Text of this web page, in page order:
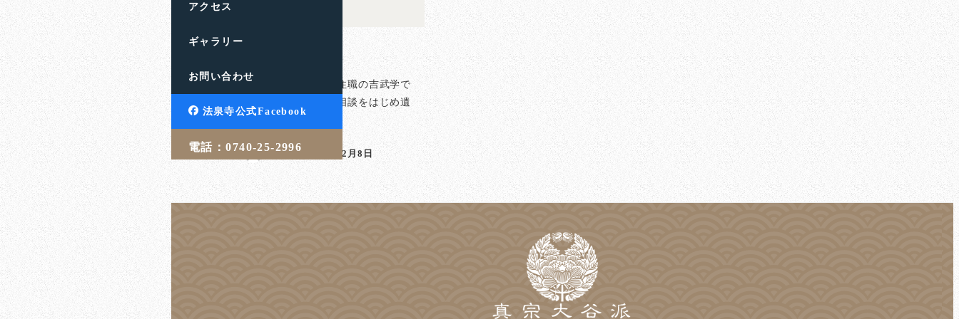
アクセス
ギャラリー
お問い合わせ
法泉寺公式Facebook
電話：0740-25-2996
滋賀県高島市の饗庭山法泉寺住職の吉武学で
す。人生のお悩みや終活のご相談をはじめ遺
言・相続・葬儀・埋葬 […]
吉武 学
投稿日
2023年12月8日